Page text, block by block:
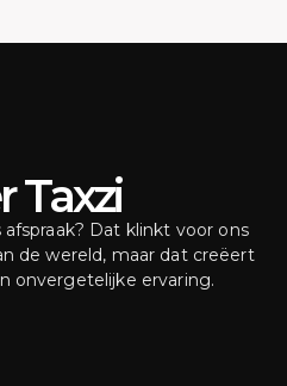
Taxzi
Dat klinkt voor ons
de wereld, maar dat creëert
onvergetelijke ervaring.